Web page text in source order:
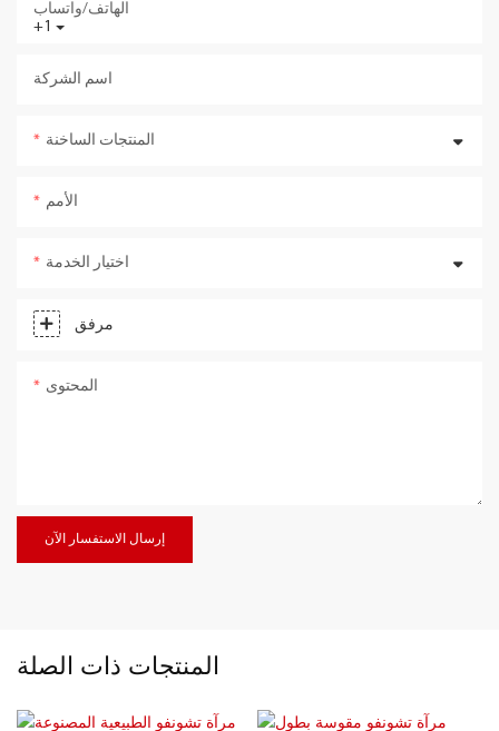
+1
الهاتف/واتساب
اسم الشركة
المنتجات الساخنة
الأمم
اختيار الخدمة
مرفق
المحتوى
إرسال الاستفسار الآن
المنتجات ذات الصلة